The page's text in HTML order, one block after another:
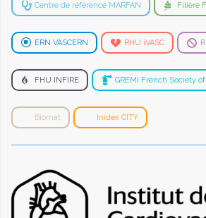
Centre de référence MARFAN Filière
ERN VASCERN RHU iVASC
FHU INFIRE GREMI French Society
Biomat Inidex CITY